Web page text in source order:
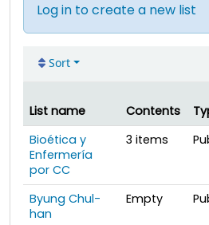
Log in to create a new list
Sort
Public lists
List name Contents
Bioética y
Enfermería
por CC
3 items
Byung Chul-
han
Empty